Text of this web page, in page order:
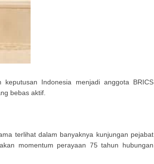
Indonesia menjadi anggota BRICS
bebas aktif.
terlihat dalam banyaknya kunjungan pejabat
momentum perayaan 75 tahun hubungan